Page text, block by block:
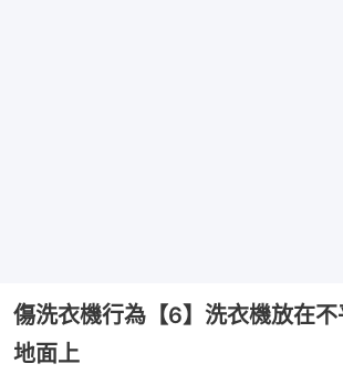
傷洗衣機行為【6】洗衣機放在
地面上